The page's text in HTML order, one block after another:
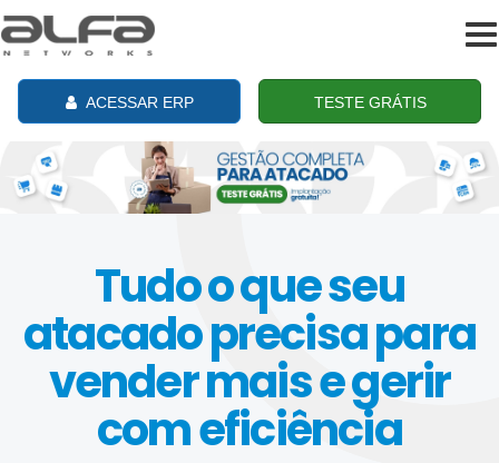
ACESSAR ERP TESTE GRÁTIS
Tudo o que seu
atacado precisa para
vender mais e gerir
com eficiência